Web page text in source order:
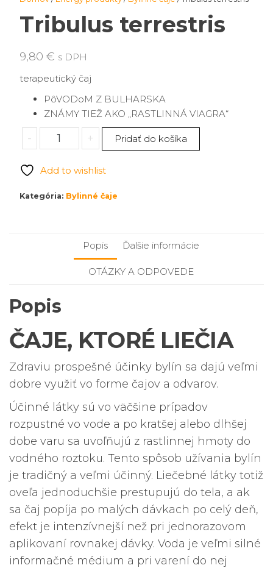
Tribulus terrestris
9,80 € s DPH
terapeutický čaj
PôVODoM Z BULHARSKA
ZNÁMY TIEŽ AKO „RASTLINNÁ VIAGRA“
-
množstvo
Tribulus
+ Pridať do košíka
Add to wishlist
Kategória: Bylinné čaje
Popis Ďalšie informácie
OTÁZKY A ODPOVEDE
Popis
ČAJE, KTORÉ LIEČIA
Zdraviu prospešné účinky bylín sa dajú veľmi
dobre využiť vo forme čajov a odvarov.
Účinné látky sú vo väčšine prípadov
rozpustné vo vode a po kratšej alebo dlhšej
dobe varu sa uvoľňujú z rastlinnej hmoty do
vodného roztoku. Tento spôsob užívania bylín
je tradičný a veľmi účinný. Liečebné látky totiž
oveľa jednoduchšie prestupujú do tela, a ak
sa čaj popíja po malých dávkach po celý deň,
efekt je intenzívnejší než pri jednorazovom
aplikovaní rovnakej dávky. Voda je veľmi silné
informačné médium a pri varení do nej